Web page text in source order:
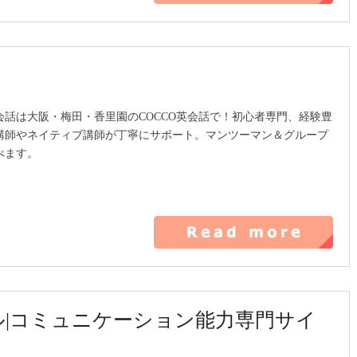
話は大阪・梅田・香里園のCOCCO英会話で！初心者専門、経験豊
師やネイティブ講師が丁寧にサポート。マンツーマン＆グループ
す。
ミュニケーション能力専門サイ